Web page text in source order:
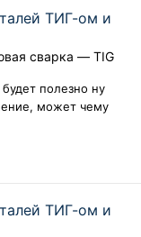
ТИГ-ом и
сварка — TIG
полезно ну
может чему
ТИГ-ом и